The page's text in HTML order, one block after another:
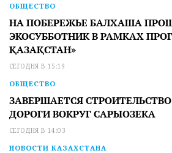
ОБЩЕСТВО
НА ПОБЕРЕЖЬЕ БАЛХАША
ЭКОСУББОТНИК В РАМКАХ
ҚАЗАҚСТАН»
СЕГОДНЯ В 15:19
ОБЩЕСТВО
ЗАВЕРШАЕТСЯ
ДОРОГИ ВОКРУГ САРЫОЗЕКА
СЕГОДНЯ В 14:03
НОВОСТИ КАЗАХСТАНА